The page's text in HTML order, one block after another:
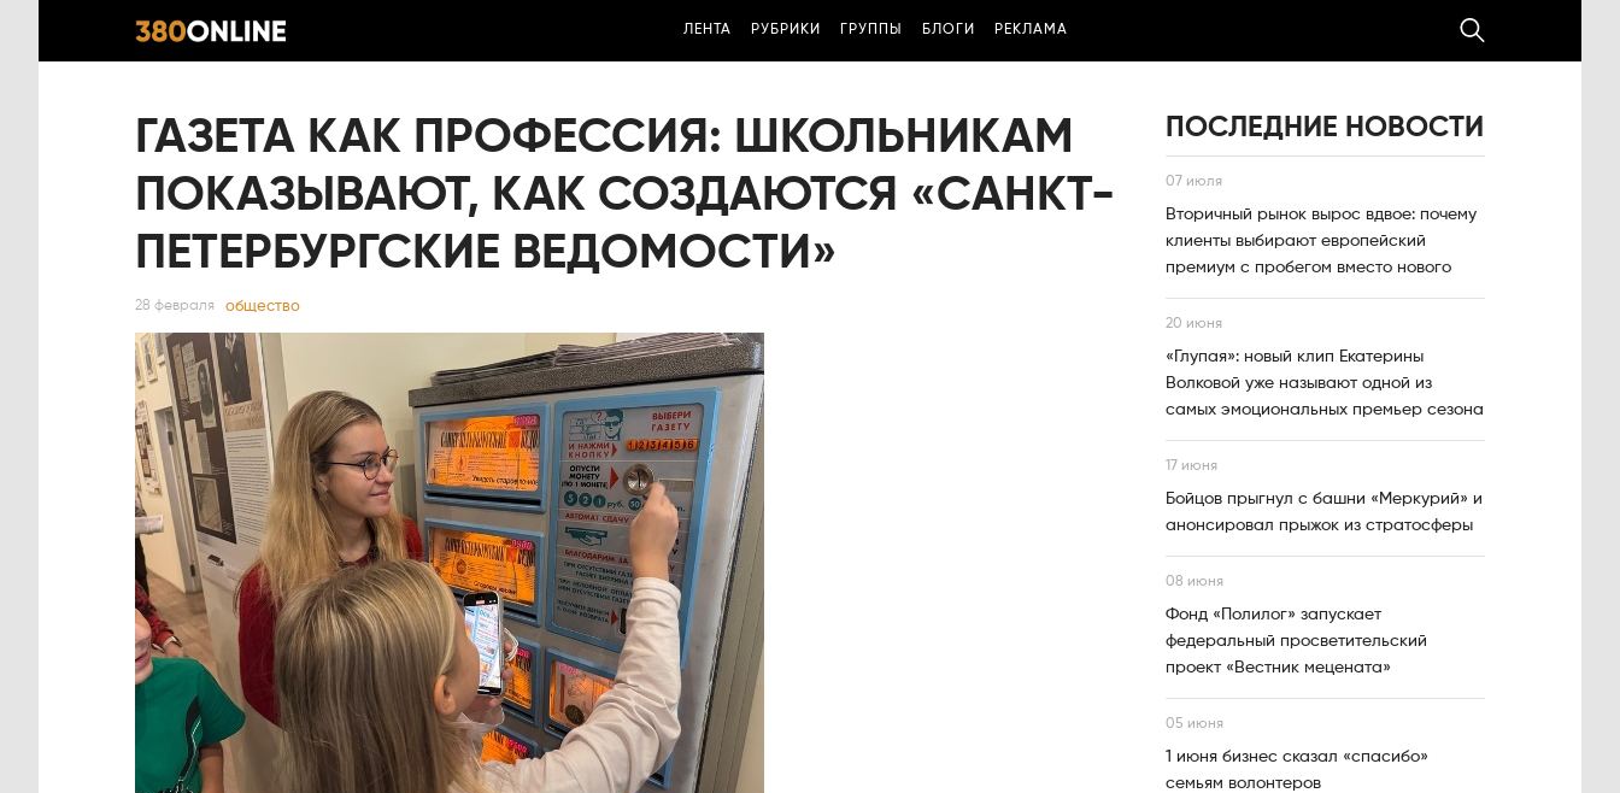
ЛЕНТА РУБРИКИ ГРУППЫ БЛОГИ РЕКЛАМА
ГАЗЕТА КАК ПРОФЕССИЯ: ШКОЛЬНИКАМ
ПОКАЗЫВАЮТ, КАК СОЗДАЮТСЯ «САНКТ-
ПЕТЕРБУРГСКИЕ ВЕДОМОСТИ»
28 февраля общество
ПОСЛЕДНИЕ НОВОСТИ
07 июля
Вторичный рынок вырос вдвое: почему
клиенты выбирают европейский
премиум с пробегом вместо нового
20 июня
«Глупая»: новый клип Екатерины
Волковой уже называют одной из
самых эмоциональных премьер сезона
17 июня
Бойцов прыгнул с башни «Меркурий» и
анонсировал прыжок из стратосферы
08 июня
Фонд «Полилог» запускает
федеральный просветительский
проект «Вестник мецената»
05 июня
1 июня бизнес сказал «спасибо»
семьям волонтеров